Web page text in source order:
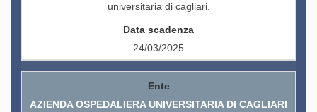
universitaria di cagliari.
24/03/2025
AZIENDA OSPEDALIERA UNIVERSITARIA DI CAGLIARI